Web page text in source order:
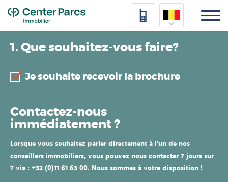
1. Que souhaitez-vous faire?
Je souhaite recevoir la brochure
Contactez-nous
immédiatement ?
Lorsque vous souhaitez parler directement à l'un de nos
conseillers immobiliers, vous pouvez nous contacter 7 jours sur
7 via : +32 (0)11 61 63 00. Nous sommes à votre disposition !